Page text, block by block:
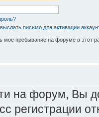
письмо для активации
мое пребывание на форуме в этот
на форум, Вы
регистрации